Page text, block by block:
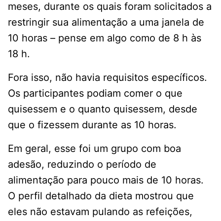
meses, durante os quais foram solicitados a
restringir sua alimentação a uma janela de
10 horas – pense em algo como de 8 h às
18 h.
Fora isso, não havia requisitos específicos.
Os participantes podiam comer o que
quisessem e o quanto quisessem, desde
que o fizessem durante as 10 horas.
Em geral, esse foi um grupo com boa
adesão, reduzindo o período de
alimentação para pouco mais de 10 horas.
O perfil detalhado da dieta mostrou que
eles não estavam pulando as refeições,